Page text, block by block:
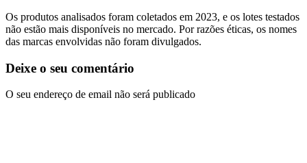
Os produtos analisados foram coletados em 2023, e os lotes testados
não estão mais disponíveis no mercado. Por razões éticas, os nomes
das marcas envolvidas não foram divulgados.
Deixe o seu comentário
O seu endereço de email não será publicado